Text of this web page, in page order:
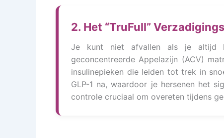
2. Het “TruFull”
Je kunt niet afvallen als je altijd
geconcentreerde Appelazijn (ACV)
insulinepieken die leiden tot trek in
GLP-1 na, waardoor je hersenen het
controle cruciaal om overeten tijdens